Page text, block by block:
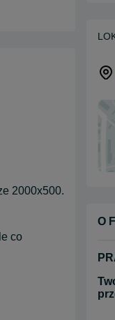
2000x500.
co
O